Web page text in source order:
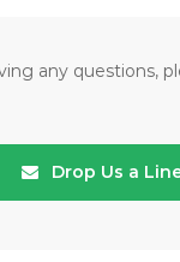
any questions,
Drop Us a